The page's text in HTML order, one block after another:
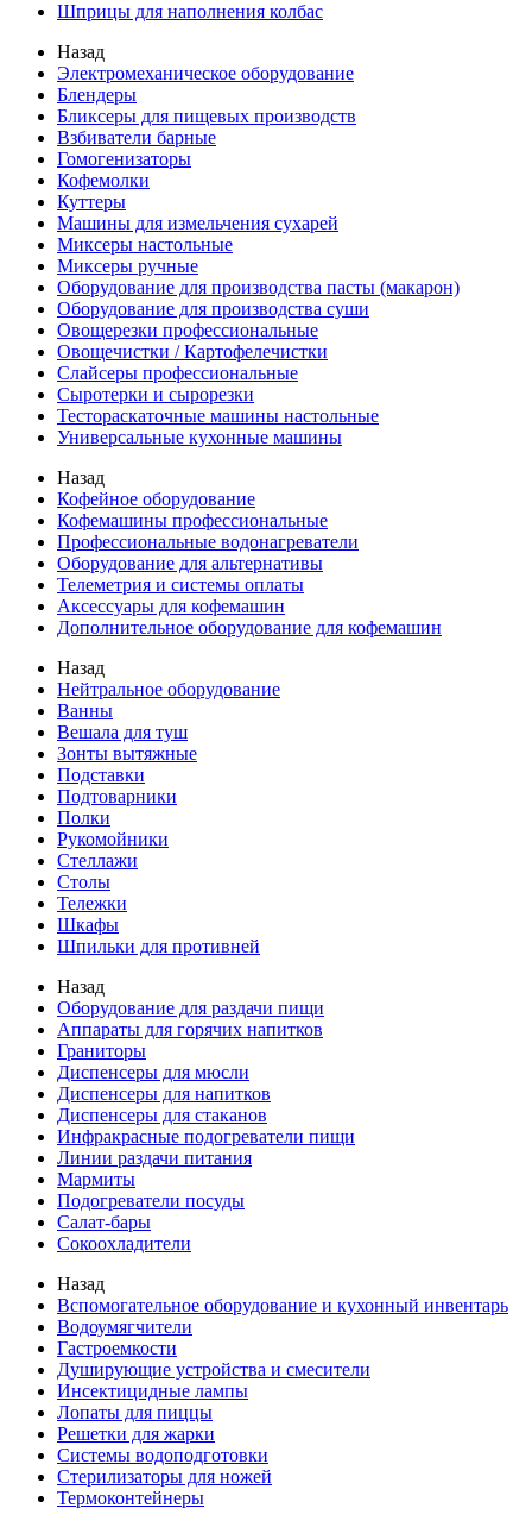
Шприцы для наполнения колбас
Назад
Электромеханическое оборудование
Блендеры
Бликсеры для пищевых производств
Взбиватели барные
Гомогенизаторы
Кофемолки
Куттеры
Машины для измельчения сухарей
Миксеры настольные
Миксеры ручные
Оборудование для производства пасты (макарон)
Оборудование для производства суши
Овощерезки профессиональные
Овощечистки / Картофелечистки
Слайсеры профессиональные
Сыротерки и сырорезки
Тестораскаточные машины настольные
Универсальные кухонные машины
Назад
Кофейное оборудование
Кофемашины профессиональные
Профессиональные водонагреватели
Оборудование для альтернативы
Телеметрия и системы оплаты
Аксессуары для кофемашин
Дополнительное оборудование для кофемашин
Назад
Нейтральное оборудование
Ванны
Вешала для туш
Зонты вытяжные
Подставки
Подтоварники
Полки
Рукомойники
Стеллажи
Столы
Тележки
Шкафы
Шпильки для противней
Назад
Оборудование для раздачи пищи
Аппараты для горячих напитков
Граниторы
Диспенсеры для мюсли
Диспенсеры для напитков
Диспенсеры для стаканов
Инфракрасные подогреватели пищи
Линии раздачи питания
Мармиты
Подогреватели посуды
Салат-бары
Сокоохладители
Назад
Вспомогательное оборудование и кухонный инвентарь
Водоумягчители
Гастроемкости
Душирующие устройства и смесители
Инсектицидные лампы
Лопаты для пиццы
Решетки для жарки
Системы водоподготовки
Стерилизаторы для ножей
Термоконтейнеры